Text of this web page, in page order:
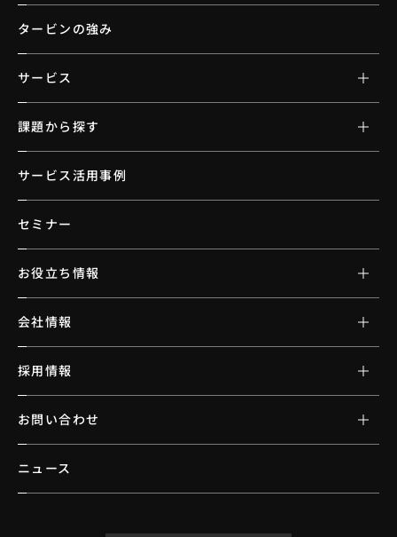
タービンの強み
サービス
課題から探す
サービス活用事例
セミナー
お役立ち情報
会社情報
採用情報
お問い合わせ
ニュース